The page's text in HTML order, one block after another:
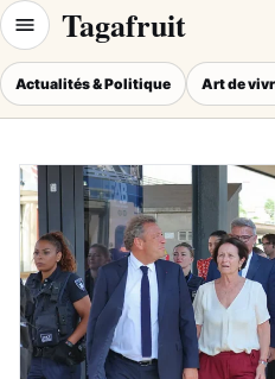
Tagafruit
Actualités & Politique Art de